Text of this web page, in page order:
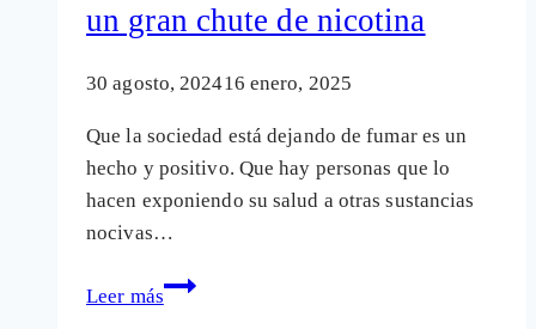
un gran chute de nicotina
30 agosto, 202416 enero, 2025
Que la sociedad está dejando de fumar es un
hecho y positivo. Que hay personas que lo
hacen exponiendo su salud a otras sustancias
nocivas…
Leer más
Snus: